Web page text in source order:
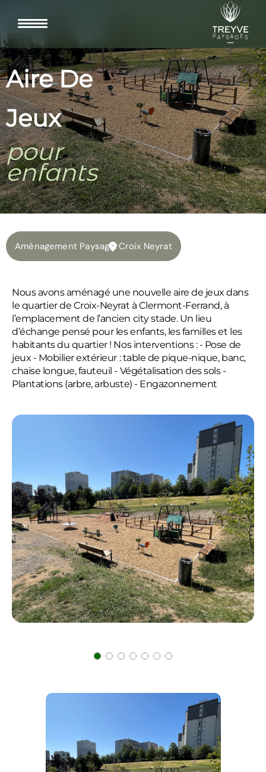
Aire De
Jeux
pour
enfants
Croix Neyrat
Aménagement Paysager
Nous avons aménagé une nouvelle aire de jeux dans
le quartier de Croix-Neyrat à Clermont-Ferrand, à
l’emplacement de l’ancien city stade. Un lieu
d’échange pensé pour les enfants, les familles et les
habitants du quartier ! Nos interventions : - Pose de
jeux - Mobilier extérieur : table de pique-nique, banc,
chaise longue, fauteuil - Végétalisation des sols -
Plantations (arbre, arbuste) - Engazonnement